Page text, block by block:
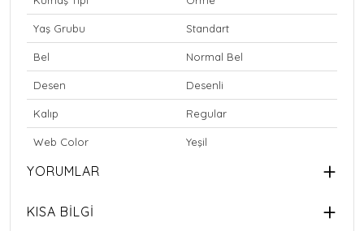
Yaş Grubu Standart
Bel Normal Bel
Desen Desenli
Kalıp Regular
Web Color Yeşil
YORUMLAR
KISA BİLGİ